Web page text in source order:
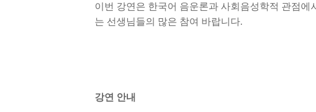
이번 강연은 한국어 음운론과 사회음성학적 관점
는 선생님들의 많은 참여 바랍니다.
강연 안내